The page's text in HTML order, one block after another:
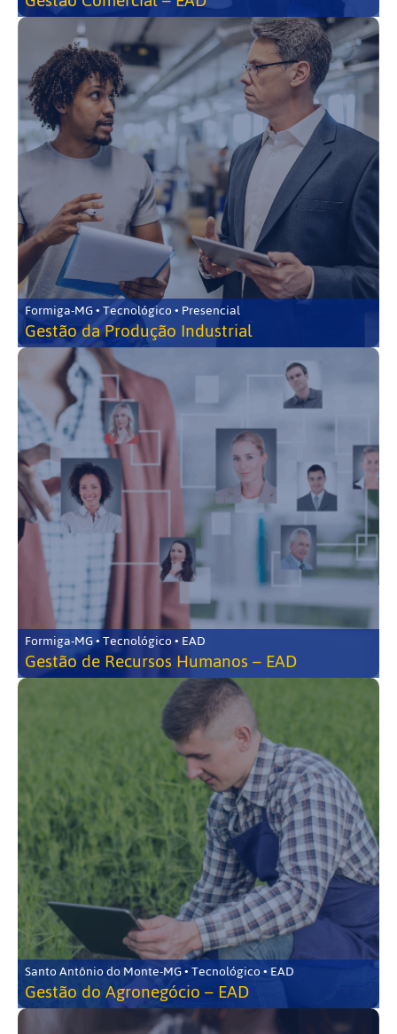
Formiga-MG • Tecnológico • Presencial
Gestão da Produção Industrial
Formiga-MG • Tecnológico • EAD
Gestão de Recursos Humanos – EAD
Santo Antônio do Monte-MG • Tecnológico • EAD
Gestão do Agronegócio – EAD